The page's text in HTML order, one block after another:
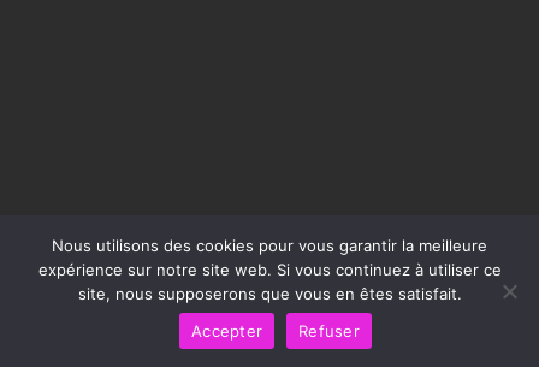
Nous utilisons des cookies pour vous garantir la meilleure
expérience sur notre site web. Si vous continuez à utiliser ce
site, nous supposerons que vous en êtes satisfait.
Accepter
Refuser